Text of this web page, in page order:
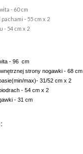
- 60 cm
- 55 cm x 2
- 54 cm x 2
- 96 cm
strony nogawki - 68 cm
max)- 31/52 cm x 2
- 54 cm x 2
- 31 cm